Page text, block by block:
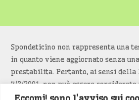
Spondeticino non rappresenta una
in quanto viene aggiornato senza
prestabilita. Pertanto, ai sensi della
7/3/2001, non può essere
editoriale.